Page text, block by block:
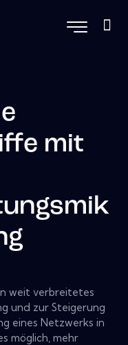
mit
weit verbreitetes
und zur Steigerung
eines Netzwerks in
möglich, mehr